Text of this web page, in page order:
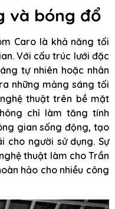
và bóng đổ
Caro là khả năng tối
Với cấu trúc lưới đặc
tự nhiên hoặc nhân
những mảng sáng tối
thuật trên bề mặt
chỉ làm tăng tính
gian sống động, tạo
người sử dụng. Sự
thuật làm cho Trần
hảo cho nhiều công